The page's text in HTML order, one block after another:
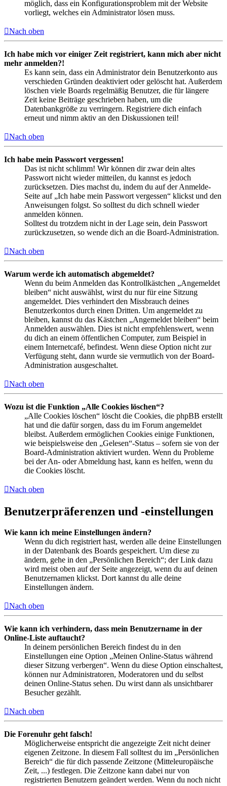
möglich, dass ein Konfigurationsproblem mit der Website
vorliegt, welches ein Administrator lösen muss.
Nach oben
Ich habe mich vor einiger Zeit registriert, kann mich aber nicht
mehr anmelden?!
Es kann sein, dass ein Administrator dein Benutzerkonto aus
verschieden Gründen deaktiviert oder gelöscht hat. Außerdem
löschen viele Boards regelmäßig Benutzer, die für längere
Zeit keine Beiträge geschrieben haben, um die
Datenbankgröße zu verringern. Registriere dich einfach
erneut und nimm aktiv an den Diskussionen teil!
Nach oben
Ich habe mein Passwort vergessen!
Das ist nicht schlimm! Wir können dir zwar dein altes
Passwort nicht wieder mitteilen, du kannst es jedoch
zurücksetzen. Dies machst du, indem du auf der Anmelde-
Seite auf „Ich habe mein Passwort vergessen“ klickst und den
Anweisungen folgst. So solltest du dich schnell wieder
anmelden können.
Solltest du trotzdem nicht in der Lage sein, dein Passwort
zurückzusetzen, so wende dich an die Board-Administration.
Nach oben
Warum werde ich automatisch abgemeldet?
Wenn du beim Anmelden das Kontrollkästchen „Angemeldet
bleiben“ nicht auswählst, wirst du nur für eine Sitzung
angemeldet. Dies verhindert den Missbrauch deines
Benutzerkontos durch einen Dritten. Um angemeldet zu
bleiben, kannst du das Kästchen „Angemeldet bleiben“ beim
Anmelden auswählen. Dies ist nicht empfehlenswert, wenn
du dich an einem öffentlichen Computer, zum Beispiel in
einem Internetcafé, befindest. Wenn diese Option nicht zur
Verfügung steht, dann wurde sie vermutlich von der Board-
Administration ausgeschaltet.
Nach oben
Wozu ist die Funktion „Alle Cookies löschen“?
„Alle Cookies löschen“ löscht die Cookies, die phpBB erstellt
hat und die dafür sorgen, dass du im Forum angemeldet
bleibst. Außerdem ermöglichen Cookies einige Funktionen,
wie beispielsweise den „Gelesen“-Status – sofern sie von der
Board-Administration aktiviert wurden. Wenn du Probleme
bei der An- oder Abmeldung hast, kann es helfen, wenn du
die Cookies löscht.
Nach oben
Benutzerpräferenzen und -einstellungen
Wie kann ich meine Einstellungen ändern?
Wenn du dich registriert hast, werden alle deine Einstellungen
in der Datenbank des Boards gespeichert. Um diese zu
ändern, gehe in den „Persönlichen Bereich“; der Link dazu
wird meist oben auf der Seite angezeigt, wenn du auf deinen
Benutzernamen klickst. Dort kannst du alle deine
Einstellungen ändern.
Nach oben
Wie kann ich verhindern, dass mein Benutzername in der
Online-Liste auftaucht?
In deinem persönlichen Bereich findest du in den
Einstellungen eine Option „Meinen Online-Status während
dieser Sitzung verbergen“. Wenn du diese Option einschaltest,
können nur Administratoren, Moderatoren und du selbst
deinen Online-Status sehen. Du wirst dann als unsichtbarer
Besucher gezählt.
Nach oben
Die Forenuhr geht falsch!
Möglicherweise entspricht die angezeigte Zeit nicht deiner
eigenen Zeitzone. In diesem Fall solltest du im „Persönlichen
Bereich“ die für dich passende Zeitzone (Mitteleuropäische
Zeit, ...) festlegen. Die Zeitzone kann dabei nur von
registrierten Benutzern geändert werden. Wenn du noch nicht